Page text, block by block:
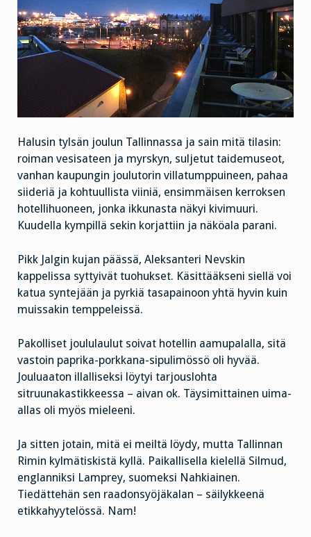
Halusin tylsän joulun Tallinnassa ja sain mitä tilasin:
roiman vesisateen ja myrskyn, suljetut taidemuseot,
vanhan kaupungin joulutorin villatumppuineen, pahaa
siideriä ja kohtuullista viiniä, ensimmäisen kerroksen
hotellihuoneen, jonka ikkunasta näkyi kivimuuri.
Kuudella kympillä sekin korjattiin ja näköala parani.
Pikk Jalgin kujan päässä, Aleksanteri Nevskin
kappelissa syttyivät tuohukset. Käsittääkseni siellä voi
katua syntejään ja pyrkiä tasapainoon yhtä hyvin kuin
muissakin temppeleissä.
Pakolliset joululaulut soivat hotellin aamupalalla, sitä
vastoin paprika-porkkana-sipulimössö oli hyvää.
Jouluaaton illalliseksi löytyi tarjouslohta
sitruunakastikkeessa – aivan ok. Täysimittainen uima-
allas oli myös mieleeni.
Ja sitten jotain, mitä ei meiltä löydy, mutta Tallinnan
Rimin kylmätiskistä kyllä. Paikallisella kielellä Silmud,
englanniksi Lamprey, suomeksi Nahkiainen.
Tiedättehän sen raadonsyöjäkalan – säilykkeenä
etikkahyytelössä. Nam!